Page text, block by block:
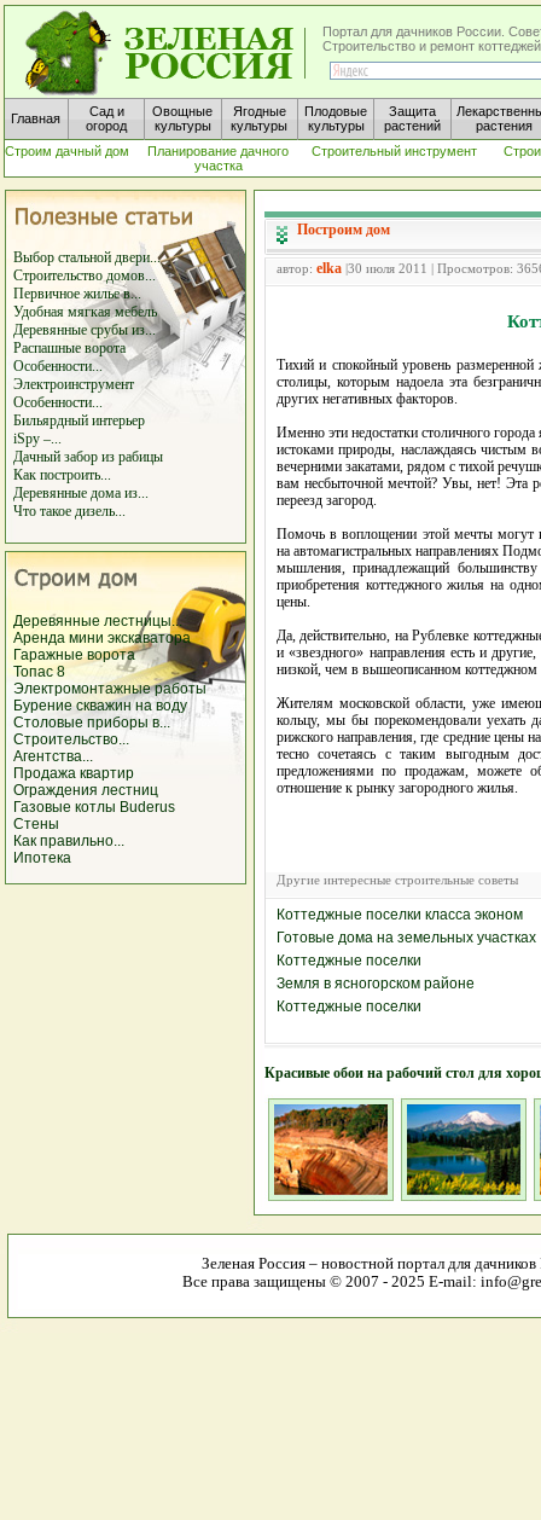
Портал для дачников России.
Строительство и ремонт
Главная
Сад и
огород
Овощные
культуры
Ягодные
культуры
Плодовые
культуры
Защита
растений
растения
Строим дачный дом
Планирование дачного
участка
Строительный инструмент
Выбор стальной двери...
Строительство домов...
Первичное жилье в...
Удобная мягкая мебель
Деревянные срубы из...
Распашные ворота
Особенности...
Электроинструмент
Особенности...
Бильярдный интерьер
iSpy –...
Дачный забор из рабицы
Как построить...
Деревянные дома из...
Что такое дизель...
Деревянные лестницы...
Аренда мини экскаватора
Гаражные ворота
Топас 8
Электромонтажные работы
Бурение скважин на воду
Столовые приборы в...
Строительство...
Агентства...
Продажа квартир
Ограждения лестниц
Газовые котлы Buderus
Стены
Как правильно...
Ипотека
Построим дом
автор: elka |30 июля 2011 | Просмотров:
Тихий и спокойный уровень
столицы, которым надоела эта
других негативных факторов.
Именно эти недостатки столичного
истоками природы, наслаждаясь чистым
вечерними закатами, рядом с тихой
вам несбыточной мечтой? Увы, нет! Эта
переезд загород.
Помочь в воплощении этой мечты могут
на автомагистральных направлениях
мышления, принадлежащий
приобретения коттеджного жилья на
цены.
Да, действительно, на Рублевке
и «звездного» направления есть и
низкой, чем в вышеописанном коттеджном
Жителям московской области, уже
кольцу, мы бы порекомендовали уехать
рижского направления, где средние цены
тесно сочетаясь с таким выгодным
предложениями по продажам, можете
отношение к рынку загородного жилья.
Другие интересные строительные советы
Коттеджные поселки класса эконом
Готовые дома на земельных участках
Коттеджные поселки
Земля в ясногорском районе
Коттеджные поселки
Красивые обои на рабочий стол для
Зеленая Россия – новостной портал для
Все права защищены © 2007 - 2025 E-mail: